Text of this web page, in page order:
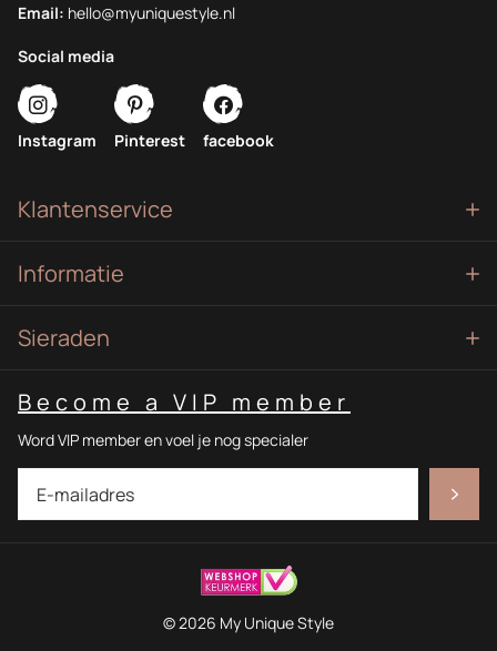
Klantenservice
Informatie
Sieraden
Become a VIP member
Word VIP member en voel je nog specialer
Email: hello@myuniquestyle.nl
Social media
Instagram Pinterest facebook
©2026 My Unique Style